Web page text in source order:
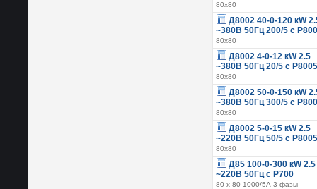
80х80
Д8002 40-0-120 кW
~380В 50Гц 200/5 с
80х80
Д8002 4-0-12 кW 2.5
~380В 50Гц 20/5 с Р8005
80х80
Д8002 50-0-150 кW
~380В 50Гц 300/5 с
80х80
Д8002 5-0-15 кW 2.5
~220В 50Гц 50/5 с Р8005
80х80
Д85 100-0-300 кW 2.5
~220В 50Гц с Р700
80 х 80 1000/5А 3 фазы